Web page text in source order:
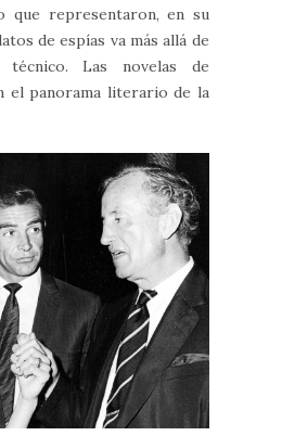
que representaron, en su
de espías va más allá de
técnico. Las novelas de
el panorama literario de la